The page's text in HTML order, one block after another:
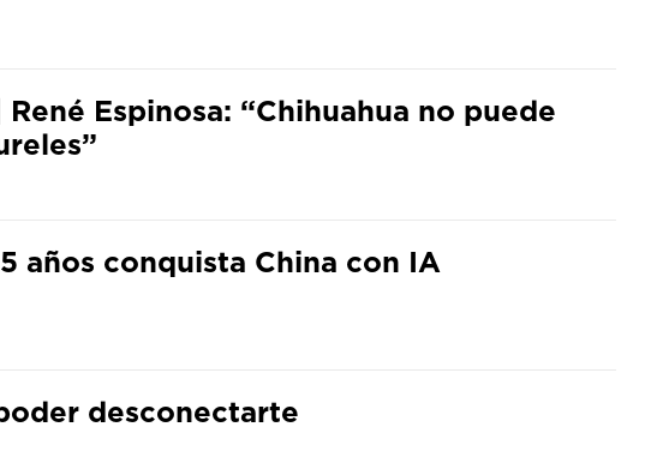
Espinosa: “Chihuahua no puede
años conquista China con IA
desconectarte